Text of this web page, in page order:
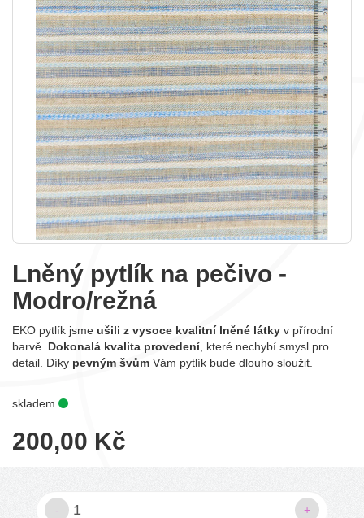
Lněný pytlík na pečivo -
Modro/režná
EKO pytlík jsme ušili z vysoce kvalitní lněné látky v přírodní
barvě. Dokonalá kvalita provedení, které nechybí smysl pro
detail. Díky pevným švům Vám pytlík bude dlouho sloužit.
skladem
200,00 Kč
- +